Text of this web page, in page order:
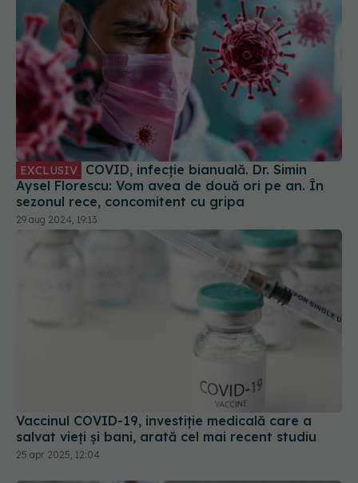
EXCLUSIV
Aysel Florescu: Vom avea de două ori pe an. În
sezonul rece, concomitent cu gripa
29 aug 2024, 19:13
Vaccinul COVID-19, investiție medicală care a
salvat vieți și bani, arată cel mai recent studiu
25 apr 2025, 12:04